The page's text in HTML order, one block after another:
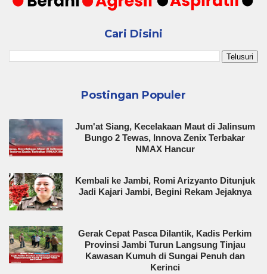
Cari Disini
Postingan Populer
Jum'at Siang, Kecelakaan Maut di Jalinsum
Bungo 2 Tewas, Innova Zenix Terbakar
NMAX Hancur
Kembali ke Jambi, Romi Arizyanto Ditunjuk
Jadi Kajari Jambi, Begini Rekam Jejaknya
Gerak Cepat Pasca Dilantik, Kadis Perkim
Provinsi Jambi Turun Langsung Tinjau
Kawasan Kumuh di Sungai Penuh dan
Kerinci